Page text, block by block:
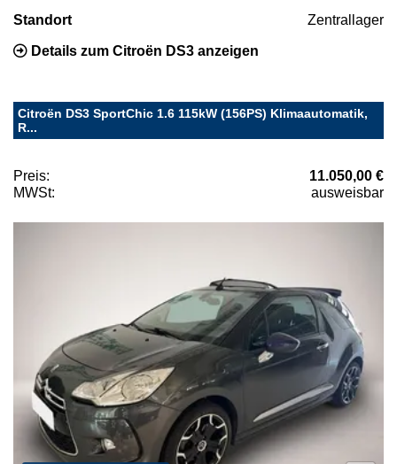
Standort Zentrallager
Details zum Citroën DS3 anzeigen
Citroën DS3 SportChic 1.6 115kW (156PS) Klimaautomatik,
R...
Preis:
11.050,00 €
MWSt:
ausweisbar